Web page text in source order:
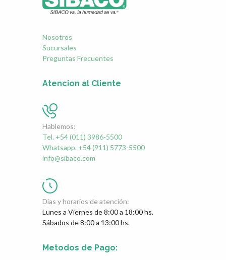
Nosotros
Sucursales
Preguntas Frecuentes
Atencion al Cliente
Hablemos:
Tel. +54 (011) 3986-5500
Whatsapp. +54 (911) 5773-5500
info@sibaco.com
Días y horarios de atención:
Lunes a Viernes de 8:00 a 18:00 hs.
Sábados de 8:00 a 13:00 hs.
Metodos de Pago: